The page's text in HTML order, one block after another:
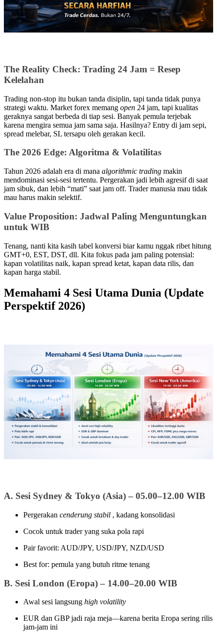
The Reality Check: Trading 24 Jam = Resep
Kelelahan
Trading non-stop itu bukan tanda disiplin, tapi tanda tidak punya
strategi waktu. Market forex memang open 24 jam, tapi kualitas
geraknya sangat berbeda di tiap sesi. Banyak pemula terjebak
karena mengira semua jam sama saja. Hasilnya? Entry di jam sepi,
spread melebar, SL tersapu oleh gerakan kecil.
The 2026 Edge: Algoritma & Volatilitas
Tahun 2026 adalah era di mana algorithmic trading makin
mendominasi sesi-sesi tertentu. Pergerakan jadi lebih agresif di saat
jam sibuk, dan lebih “mati” saat jam off. Trader manusia mau tidak
mau harus makin selektif.
Value Proposition: Jadwal Paling Menguntungkan
untuk WIB
Tenang, nanti kita kasih tabel konversi biar kamu nggak ribet hitung
GMT+0, EST, DST, dll. Kita fokus pada jam paling potensial:
kapan volatilitas naik, kapan spread ketat, kapan data rilis, dan
kapan harga stabil.
Memahami 4 Sesi Utama Dunia (Update
Perspektif 2026)
A. Sesi Sydney & Tokyo (Asia) – 05.00–12.00 WIB
Pergerakan cenderung stabil , kadang konsolidasi
Cocok untuk trader yang suka pola rapi
Pair favorit: AUD/JPY, USD/JPY, NZD/USD
Best for: pemula yang butuh ritme tenang
B. Sesi London (Eropa) – 14.00–20.00 WIB
Awal sesi langsung high volatility
EUR dan GBP jadi raja meja—karena berita Eropa sering rilis
jam-jam ini